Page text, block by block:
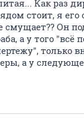
Как раз
стоит, я
смущает?? Он
а у того "всё
только
а у